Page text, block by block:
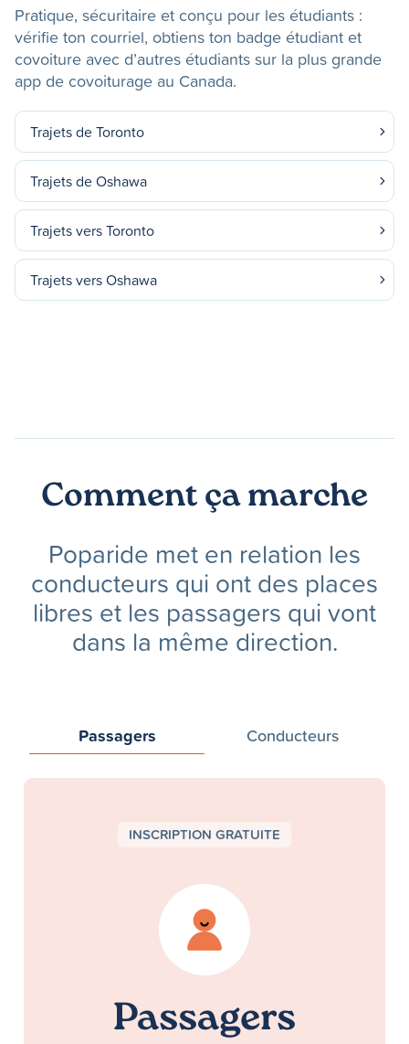
Pratique, sécuritaire et conçu pour les étudiants :
vérifie ton courriel, obtiens ton badge étudiant et
covoiture avec d’autres étudiants sur la plus grande
app de covoiturage au Canada.
Trajets de Toronto
Trajets de Oshawa
Trajets vers Toronto
Trajets vers Oshawa
Comment ça marche
Poparide met en relation les
conducteurs qui ont des places
libres et les passagers qui vont
dans la même direction.
Passagers Conducteurs
INSCRIPTION GRATUITE
Passagers